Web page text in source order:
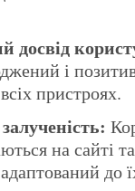
досвід
і
пристроях.
на сайті
до